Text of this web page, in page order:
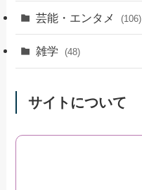
芸能・エンタメ (106)
雑学 (48)
サイトについて